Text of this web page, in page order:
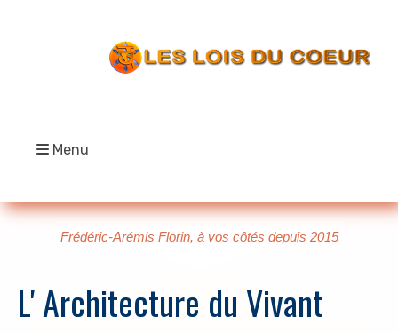
Menu
Frédéric-Arémis Florin, à vos côtés depuis 2015
L' Architecture du Vivant